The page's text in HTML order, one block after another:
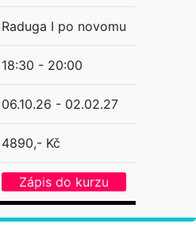
Raduga I po novomu
18:30 - 20:00
06.10.26 - 02.02.27
4890,- Kč
Zápis do kurzu